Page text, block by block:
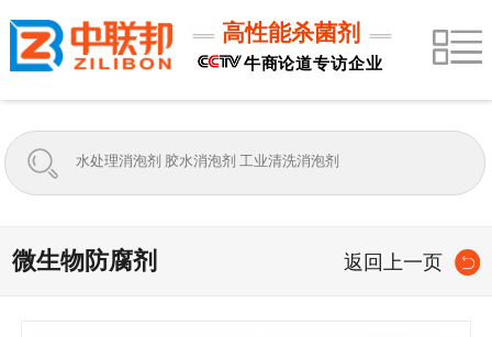
高性能杀菌剂
牛商论道专访企业
微生物防腐剂 返回上一页